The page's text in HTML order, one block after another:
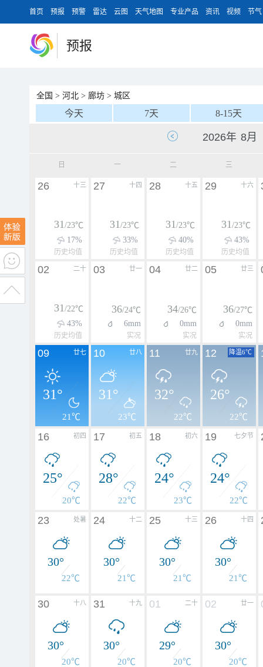
首页 预报 预警 雷达 云图 天气地图 专业产品 资讯 视频 节气
预报
全国 > 河北 > 廊坊 > 城区
今天 7天 8-15天
日 一 二 三
十三
26
31/23℃
17%
历史均值
十四
27
31/23℃
33%
历史均值
十五
28
31/23℃
40%
历史均值
十六
29
31/23℃
43%
历史均值
二十
02
31/22℃
43%
历史均值
廿一
03
36/24℃
6mm
实况
廿二
04
34/26℃
0mm
实况
廿三
05
36/27℃
0mm
实况
廿七
09
31°
21℃
廿八
10
31°
23℃
廿九
11
32°
22℃
降温6℃
12
26°
22℃
初四
16
25°
20℃
初五
17
28°
22℃
初六
18
24°
23℃
七夕节
19
24°
22℃
处暑
23
30°
22℃
十二
24
30°
21℃
十三
25
30°
21℃
十四
26
30°
21℃
十八
30
30°
20℃
十九
31
30°
20℃
二十
01
29°
20℃
廿一
02
30°
20℃